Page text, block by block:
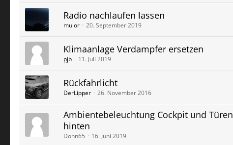
Radio nachlaufen lassen
mulor 20. September 2019
Klimaanlage Verdampfer ersetzen
pjb 11. Juli 2019
Rückfahrlicht
DerLipper 26. November 2016
Ambientebeleuchtung Cockpit und Türen
hinten
Donn65 16. Juni 2019